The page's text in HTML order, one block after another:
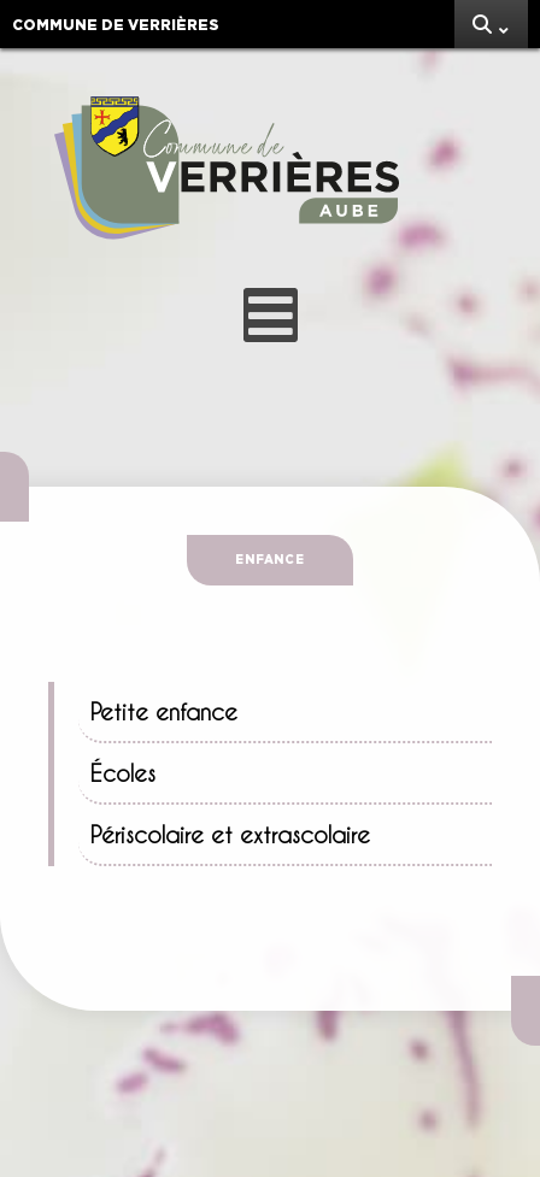
COMMUNE DE VERRIÈRES
ENFANCE
Petite enfance
Écoles
Périscolaire et extrascolaire